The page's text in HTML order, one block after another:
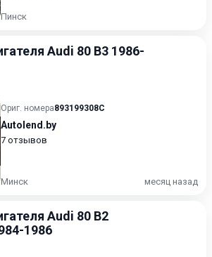
Пинск
Audi 80 B3 1986-
Ориг. номера893199308C
Autolend.by
7 отзывов
Минск месяц назад
Audi 80 B2
1986